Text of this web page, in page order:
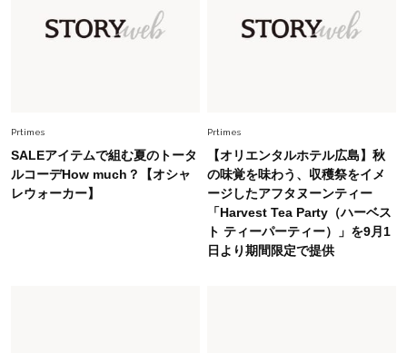
幸福感”に目が向いた」ライフスタイルも、服も
Fashion 2026.5.29
40代の夏通勤はこれ１着！「きちんと感」も
「オシャレ」も整うトレンドトップス〈4選〉
Prtimes
SALEアイテムで組む夏のトータ
ルコーデHow much？【オシャ
レウォーカー】
Prtimes
【オリエンタルホテル広島】秋
の味覚を味わう、収穫祭をイメ
ージしたアフタヌーンティー
「Harvest Tea Party（ハーベス
ト ティーパーティー）」を9月1
日より期間限定で提供